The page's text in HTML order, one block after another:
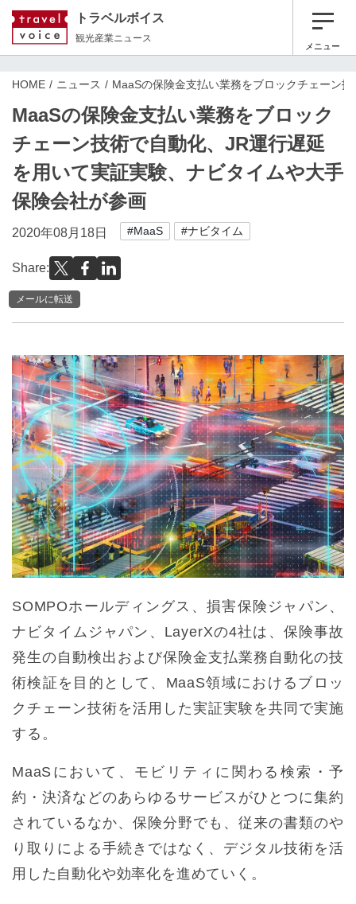
トラベルボイス
観光産業ニュース
メニュー
HOME ニュース MaaSの保険金支払い業務をブロックチェーン
MaaSの保険金支払い業務をブロック
チェーン技術で自動化、JR運行遅延
を用いて実証実験、ナビタイムや大手
保険会社が参画
2020年08月18日 #MaaS #ナビタイム
Share:
メールに転送
SOMPOホールディングス、損害保険ジャパン、
ナビタイムジャパン、LayerXの4社は、保険事故
発生の自動検出および保険金支払業務自動化の技
術検証を目的として、MaaS領域におけるブロッ
クチェーン技術を活用した実証実験を共同で実施
する。
MaaSにおいて、モビリティに関わる検索・予
約・決済などのあらゆるサービスがひとつに集約
されているなか、保険分野でも、従来の書類のや
り取りによる手続きではなく、デジタル技術を活
用した自動化や効率化を進めていく。